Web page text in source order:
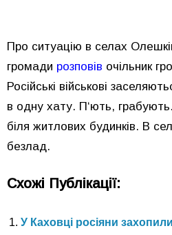
Про ситуацію в селах
громади розповів очільник
Російські військові
в одну хату. П‘ють,
біля житлових будинків. В
безлад.
Схожі Публікації:
У Каховці росіяни